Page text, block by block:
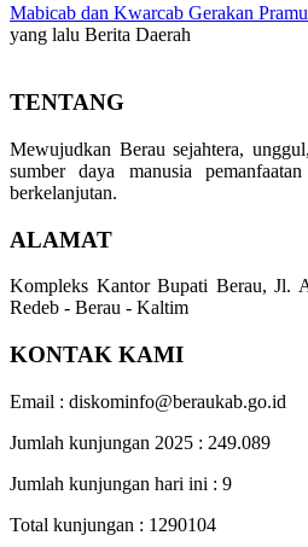
Mabicab dan Kwarcab Gerakan
yang lalu Berita Daerah
TENTANG
Mewujudkan Berau sejahtera,
sumber daya manusia
berkelanjutan.
ALAMAT
Kompleks Kantor Bupati Berau, Jl.
Redeb - Berau - Kaltim
KONTAK KAMI
Email : diskominfo@beraukab.go.id
Jumlah kunjungan 2025 : 249.089
Jumlah kunjungan hari ini : 9
Total kunjungan : 1290104